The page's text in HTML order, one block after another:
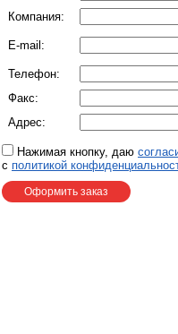
Компания:
E-mail:
Телефон:
Факс:
Адрес:
Нажимая кнопку, даю
с политикой